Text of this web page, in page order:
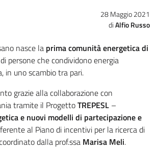
28 Maggio 2021
Alfio Russo
nasce la prima comunità energetica di
persone che condividono energia
in uno scambio tra pari.
grazie alla collaborazione con
tramite il ProgettoTREPESL –
e nuovi modelli di partecipazione e
al Piano di incentivi per la ricerca di
dalla prof.ssa Marisa Meli.